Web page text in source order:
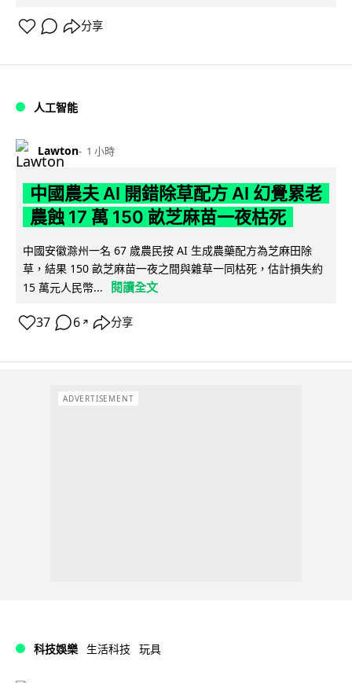
分享
人工智能
Lawton 1 小時
中國農夫 AI 開錯除草配方 AI 幻覺累老
農蝕 17 萬 150 畝芝麻苗一夜枯死
中國安徽滁州一名 67 歲農民按 AI 生成農藥配方為芝麻田除
草，結果 150 畝芝麻苗一夜之間與雜草一同枯死，估計損失約
15 萬元人民幣...
閱讀全文
37 6 ↗ 分享
ADVERTISEMENT
科技娛樂 生活科技 玩具